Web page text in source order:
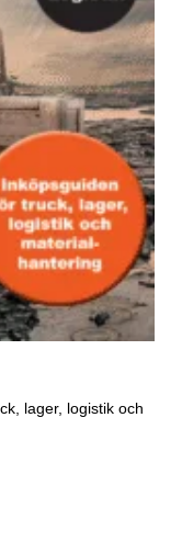
lager, logistik och